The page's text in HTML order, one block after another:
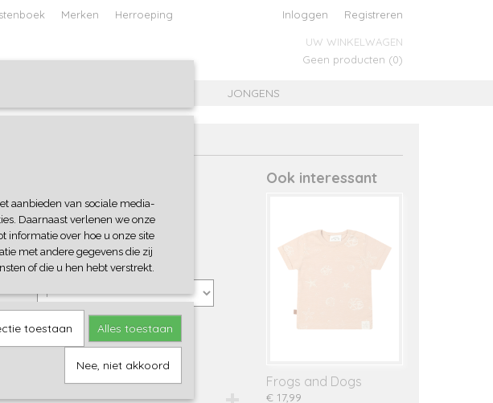
Merken Herroeping Inloggen Registreren
UW WINKELWAGEN
Geen producten (0)
JONGENS
Aantal
Ook interessant
Frogs and Dogs
€ 17,99
aanbieden van sociale media-
Daarnaast verlenen we onze
informatie over hoe u onze site
met andere gegevens die zij
of die u hen hebt verstrekt.
toestaan Alles toestaan
Nee, niet akkoord